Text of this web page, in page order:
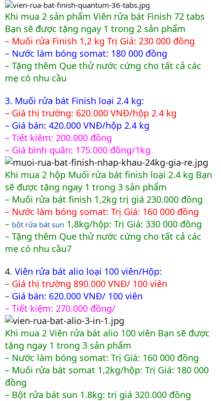
Khi mua 2 sản phẩm Viên rửa bát Finish 72 tabs
Bạn sẽ được tặng ngay 1 trong 2 sản phẩm
– Muối rửa Finish 1,2 kg Trị Giá: 230 000 đồng
– Nước làm bóng somat: 180 000 đồng
– Tặng thêm Que thử nước cứng cho tất cả các
mẹ có nhu cầu
3. Muối rửa bát Finish loại 2.4 kg:
– Giá thị trường: 620.000 VNĐ/hộp 2.4 kg
– Giá bán: 420.000 VNĐ/hộp 2.4 kg
– Tiết kiêm: 200.000 đồng
– Giá bình quân: 175.000 đồng/1kg
Khi mua 2 hộp Muối rửa bát finish loại 2.4 kg Bạn
sẽ được tặng ngay 1 trong 3 sản phẩm
– Muối rửa bát finish 1,2kg trị giá 230.000 đồng
– Nước làm bóng somat: Trị Giá: 160 000 đồng
– bột rửa bát sun 1,8kg/hộp: Trị Giá: 330 000 đồng
– Tặng thêm Que thử nước cứng cho tất cả các
mẹ có nhu cầu7
4. Viên rửa bát alio loại 100 viên/Hộp:
– Giá thị trường 890.000 VNĐ/ 100 viên
– Giá bán: 620.000 VNĐ/ 100 viên
– Tiết kiệm: 270.000 đồng/
Khi mua 2 Viên rửa bát alio 100 viên Bạn sẽ được
tặng ngay 1 trong 3 sản phẩm
– Nước làm bóng somat: Trị Giá: 160 000 đồng
– Muối rửa bát somat 1,2kg/hộp: Trị Giá: 180 000
đồng
– Bột rửa bát sun 1.8kg: trị giá 320.000 đồng